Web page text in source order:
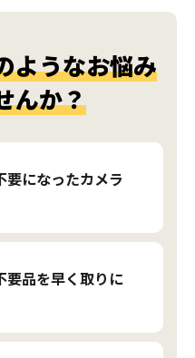
ようなお悩み
んか？
要になったカメラ
要品を早く取りに